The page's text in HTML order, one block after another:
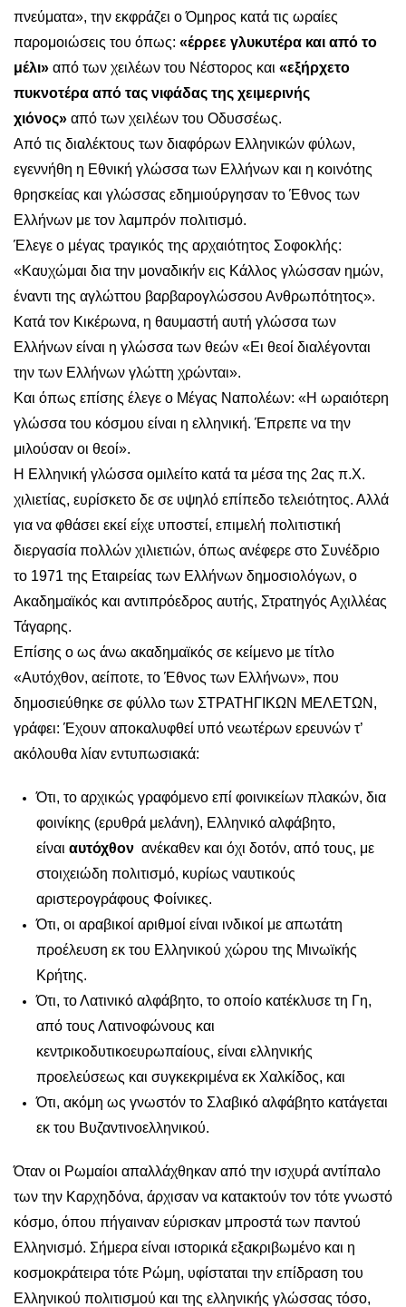
πνεύματα», την εκφράζει ο Όμηρος κατά τις ωραίες
παρομοιώσεις του όπως: «έρρεε γλυκυτέρα και από το
μέλι» από των χειλέων του Νέστορος και «εξήρχετο
πυκνοτέρα από τας νιφάδας της χειμερινής
χιόνος» από των χειλέων του Οδυσσέως.
Από τις διαλέκτους των διαφόρων Ελληνικών φύλων,
εγεννήθη η Εθνική γλώσσα των Ελλήνων και η κοινότης
θρησκείας και γλώσσας εδημιούργησαν το Έθνος των
Ελλήνων με τον λαμπρόν πολιτισμό.
Έλεγε ο μέγας τραγικός της αρχαιότητος Σοφοκλής:
«Καυχώμαι δια την μοναδικήν εις Κάλλος γλώσσαν ημών,
έναντι της αγλώττου βαρβαρογλώσσου Ανθρωπότητος».
Κατά τον Κικέρωνα, η θαυμαστή αυτή γλώσσα των
Ελλήνων είναι η γλώσσα των θεών «Ει θεοί διαλέγονται
την των Ελλήνων γλώττη χρώνται».
Και όπως επίσης έλεγε ο Μέγας Ναπολέων: «Η ωραιότερη
γλώσσα του κόσμου είναι η ελληνική. Έπρεπε να την
μιλούσαν οι θεοί».
Η Ελληνική γλώσσα ομιλείτο κατά τα μέσα της 2ας π.Χ.
χιλιετίας, ευρίσκετο δε σε υψηλό επίπεδο τελειότητος. Αλλά
για να φθάσει εκεί είχε υποστεί, επιμελή πολιτιστική
διεργασία πολλών χιλιετιών, όπως ανέφερε στο Συνέδριο
το 1971 της Εταιρείας των Ελλήνων δημοσιολόγων, ο
Ακαδημαϊκός και αντιπρόεδρος αυτής, Στρατηγός Αχιλλέας
Τάγαρης.
Επίσης ο ως άνω ακαδημαϊκός σε κείμενο με τίτλο
«Αυτόχθον, αείποτε, το Έθνος των Ελλήνων», που
δημοσιεύθηκε σε φύλλο των ΣΤΡΑΤΗΓΙΚΩΝ ΜΕΛΕΤΩΝ,
γράφει: Έχουν αποκαλυφθεί υπό νεωτέρων ερευνών τ’
ακόλουθα λίαν εντυπωσιακά:
Ότι, το αρχικώς γραφόμενο επί φοινικείων πλακών, δια
φοινίκης (ερυθρά μελάνη), Ελληνικό αλφάβητο,
είναι αυτόχθον ανέκαθεν και όχι δοτόν, από τους, με
στοιχειώδη πολιτισμό, κυρίως ναυτικούς
αριστερογράφους Φοίνικες.
Ότι, οι αραβικοί αριθμοί είναι ινδικοί με απωτάτη
προέλευση εκ του Ελληνικού χώρου της Μινωϊκής
Κρήτης.
Ότι, το Λατινικό αλφάβητο, το οποίο κατέκλυσε τη Γη,
από τους Λατινοφώνους και
κεντρικοδυτικοευρωπαίους, είναι ελληνικής
προελεύσεως και συγκεκριμένα εκ Χαλκίδος, και
Ότι, ακόμη ως γνωστόν το Σλαβικό αλφάβητο κατάγεται
εκ του Βυζαντινοελληνικού.
Όταν οι Ρωμαίοι απαλλάχθηκαν από την ισχυρά αντίπαλο
των την Καρχηδόνα, άρχισαν να κατακτούν τον τότε γνωστό
κόσμο, όπου πήγαιναν εύρισκαν μπροστά των παντού
Ελληνισμό. Σήμερα είναι ιστορικά εξακριβωμένο και η
κοσμοκράτειρα τότε Ρώμη, υφίσταται την επίδραση του
Ελληνικού πολιτισμού και της ελληνικής γλώσσας τόσο,